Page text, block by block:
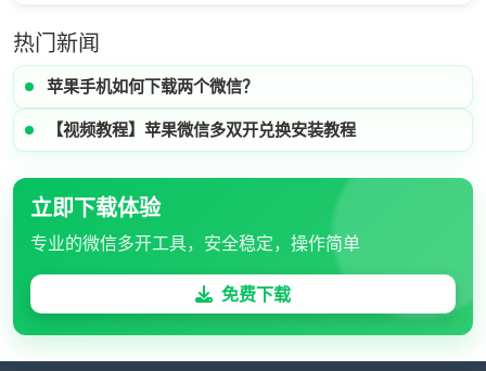
热门新闻
苹果手机如何下载两个微信？
【视频教程】苹果微信多双开兑换安装教程
立即下载体验
专业的微信多开工具，安全稳定，操作简单
免费下载